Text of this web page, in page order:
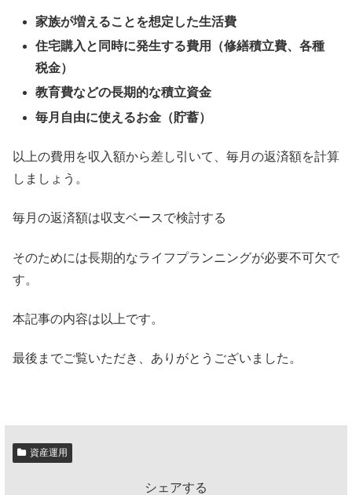
家族が増えることを想定した生活費
住宅購入と同時に発生する費用（修繕積立費、各種
税金）
教育費などの長期的な積立資金
毎月自由に使えるお金（貯蓄）
以上の費用を収入額から差し引いて、毎月の返済額を計算
しましょう。
毎月の返済額は収支ベースで検討する
そのためには長期的なライフプランニングが必要不可欠で
す。
本記事の内容は以上です。
最後までご覧いただき、ありがとうございました。
資産運用
シェアする